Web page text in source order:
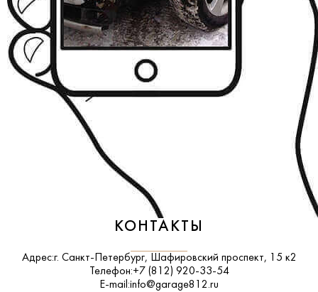
КОНТАКТЫ
Адрес:г. Санкт-Петербург, Шафировский проспект, 15 к2
Телефон:+7 (812) 920-33-54
E-mail:info@garage812.ru